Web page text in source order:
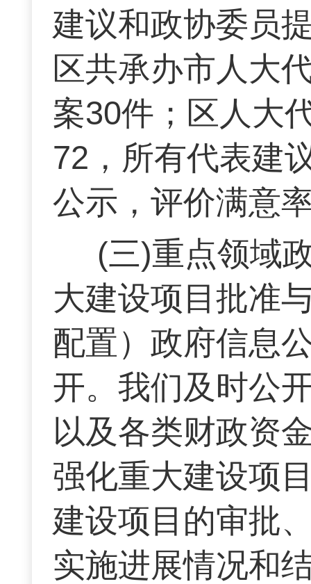
建议和政协委员
区共承办市人大
案30件；区人大
72，所有代表建
公示，评价满意
(三)重点领域
大建设项目批准
配置）政府信息
开。我们及时公
以及各类财政资
强化重大建设项
建设项目的审批
实施进展情况和